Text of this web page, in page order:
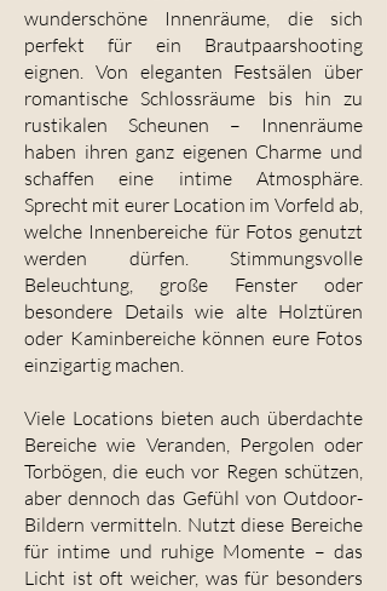
wunderschöne Innenräume, die sich
perfekt für ein Brautpaarshooting
eignen. Von eleganten Festsälen über
romantische Schlossräume bis hin zu
rustikalen Scheunen – Innenräume
haben ihren ganz eigenen Charme und
schaffen eine intime Atmosphäre.
Sprecht mit eurer Location im Vorfeld ab,
welche Innenbereiche für Fotos genutzt
werden dürfen. Stimmungsvolle
Beleuchtung, große Fenster oder
besondere Details wie alte Holztüren
oder Kaminbereiche können eure Fotos
einzigartig machen.
Viele Locations bieten auch überdachte
Bereiche wie Veranden, Pergolen oder
Torbögen, die euch vor Regen schützen,
aber dennoch das Gefühl von Outdoor-
Bildern vermitteln. Nutzt diese Bereiche
für intime und ruhige Momente – das
Licht ist oft weicher, was für besonders